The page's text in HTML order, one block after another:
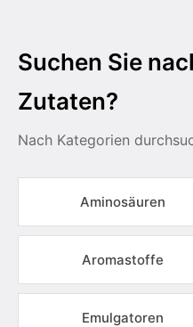
Suchen Sie
Zutaten?
Nach Kategorien
Aminosäuren
Aromastoffe
Emulgatoren